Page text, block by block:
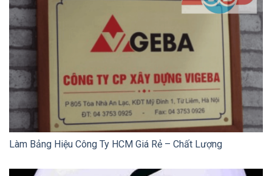
Làm Bảng Hiệu Công Ty HCM Giá Rẻ – Chất Lượng